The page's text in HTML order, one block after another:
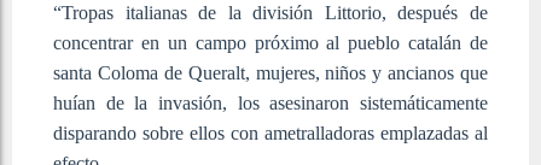
“Tropas italianas de la división Littorio, después de
concentrar en un campo próximo al pueblo catalán de
santa Coloma de Queralt, mujeres, niños y ancianos que
huían de la invasión, los asesinaron sistemáticamente
disparando sobre ellos con ametralladoras emplazadas al